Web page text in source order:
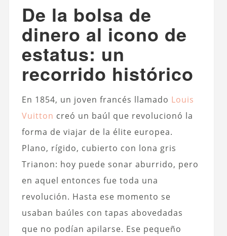
De la bolsa de
dinero al icono de
estatus: un
recorrido histórico
En 1854, un joven francés llamado Louis
Vuitton creó un baúl que revolucionó la
forma de viajar de la élite europea.
Plano, rígido, cubierto con lona gris
Trianon: hoy puede sonar aburrido, pero
en aquel entonces fue toda una
revolución. Hasta ese momento se
usaban baúles con tapas abovedadas
que no podían apilarse. Ese pequeño